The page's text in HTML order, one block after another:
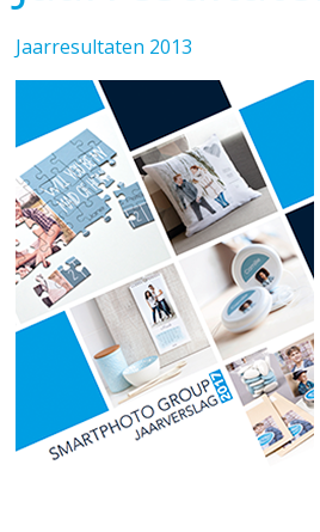
Jaarresultaten 2013